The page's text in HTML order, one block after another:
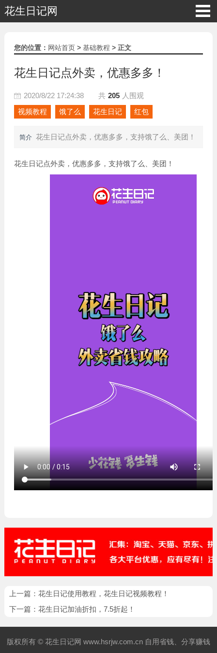
花生日记网
您的位置： 网站首页> 基础教程 > 正文
花生日记点外卖，优惠多多！
2020/8/22 17:24:38 共 205 人围观
视频教程
饿了么 花生日记 红包
简介 花生日记点外卖，优惠多多，支持饿了么、美团！
花生日记点外卖，优惠多多，支持饿了么、美团！
上一篇： 花生日记使用教程，花生日记视频教程！
下一篇： 花生日记加油折扣，7.5折起！
版权所有 © 花生日记网 www.hsrjw.com.cn 自用省钱、分享赚钱